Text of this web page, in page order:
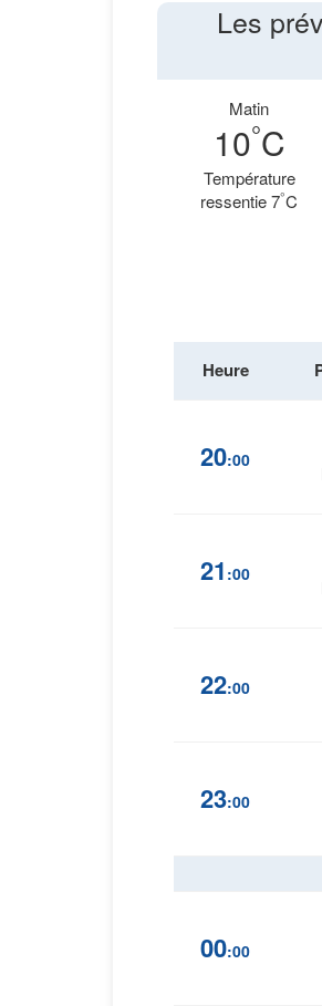
Les
Matin
10°C
Température
ressentie 7°C
Heure
20:00
21 :00
22:00
23:00
00:00